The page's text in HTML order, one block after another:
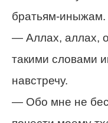
братьям-иныжам.
— Аллах, аллах,
такими словами
навстречу.
— Обо мне не